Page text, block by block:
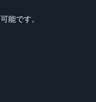
能です。